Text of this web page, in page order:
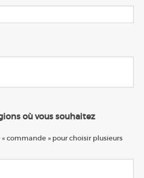
où vous souhaitez
commande » pour choisir plusieurs